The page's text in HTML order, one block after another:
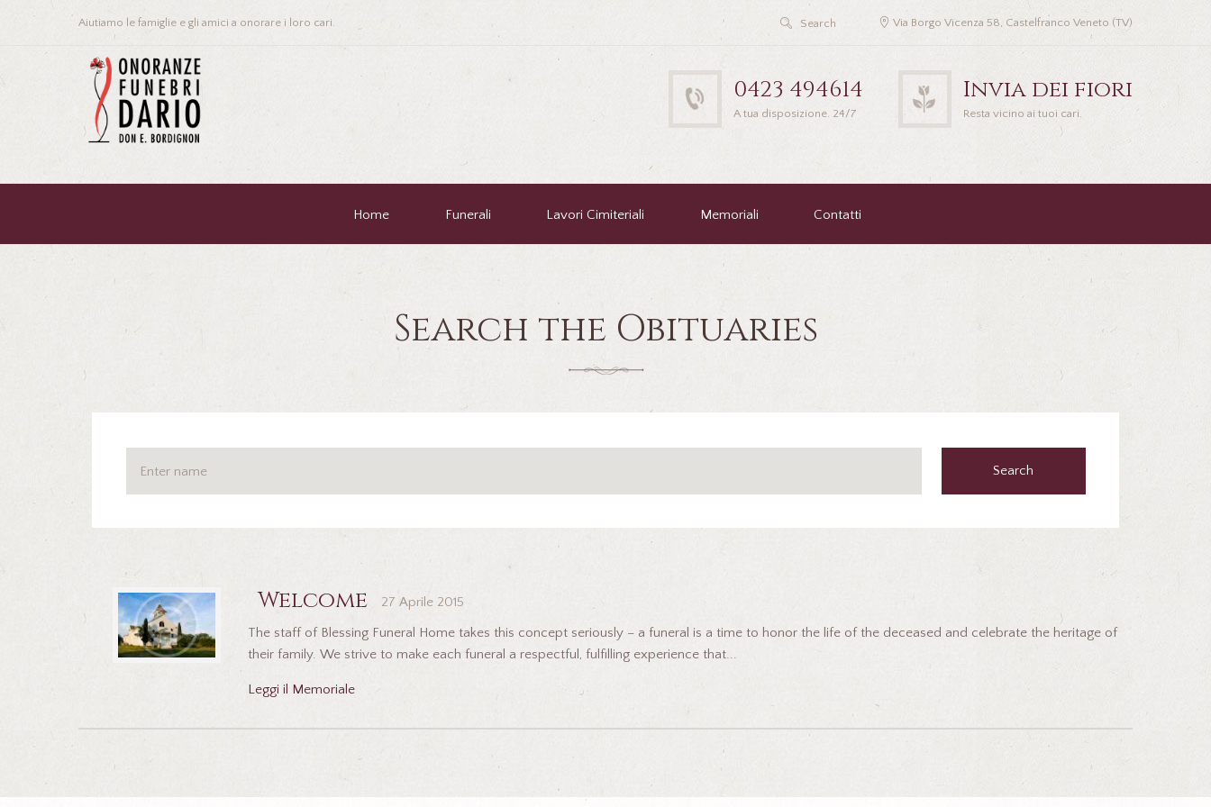
Aiutiamo le famiglie e gli amici a onorare i loro cari. Via Borgo Vicenza 58, Castelfranco Veneto (TV)
0423 494614
A tua disposizione. 24/7
Invia dei fiori
Resta vicino ai tuoi cari.
Home Funerali Lavori Cimiteriali Memoriali Contatti
Search the Obituaries
Search
Welcome 27 Aprile 2015
The staff of Blessing Funeral Home takes this concept seriously – a funeral is a time to honor the life of the deceased and celebrate the heritage of
their family. We strive to make each funeral a respectful, fulfilling experience that...
Leggi il Memoriale